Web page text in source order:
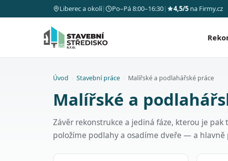
Liberec a okolí| Po–Pá 8:00–16:30| 4,5/5 na Firmy.cz
Úvod Stavební práce Malířské a podlahářské práce
Malířské a
Závěr rekonstrukce a jediná fáze, kterou je
položíme podlahy a osadíme dveře — a hlavně